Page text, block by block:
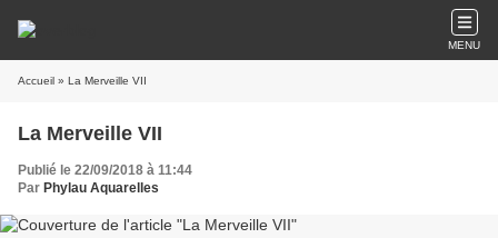
MENU
Accueil » La Merveille VII
La Merveille VII
Publié le 22/09/2018 à 11:44
Par Phylau Aquarelles